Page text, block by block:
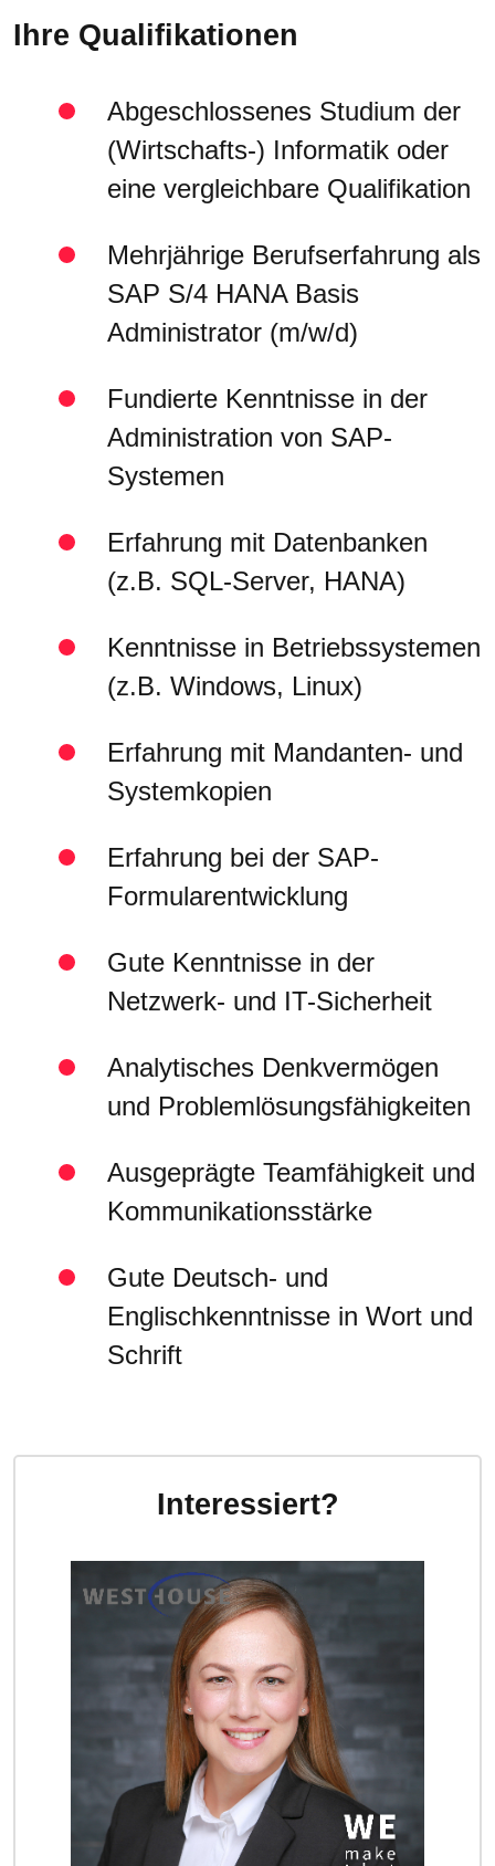
Interessiert?
Ihre Qualifikationen
Abgeschlossenes Studium der
(Wirtschafts-) Informatik oder
eine vergleichbare Qualifikation
Mehrjährige Berufserfahrung als
SAP S/4 HANA Basis
Administrator (m/w/d)
Fundierte Kenntnisse in der
Administration von SAP-
Systemen
Erfahrung mit Datenbanken
(z.B. SQL-Server, HANA)
Kenntnisse in Betriebssystemen
(z.B. Windows, Linux)
Erfahrung mit Mandanten- und
Systemkopien
Erfahrung bei der SAP-
Formularentwicklung
Gute Kenntnisse in der
Netzwerk- und IT-Sicherheit
Analytisches Denkvermögen
und Problemlösungsfähigkeiten
Ausgeprägte Teamfähigkeit und
Kommunikationsstärke
Gute Deutsch- und
Englischkenntnisse in Wort und
Schrift